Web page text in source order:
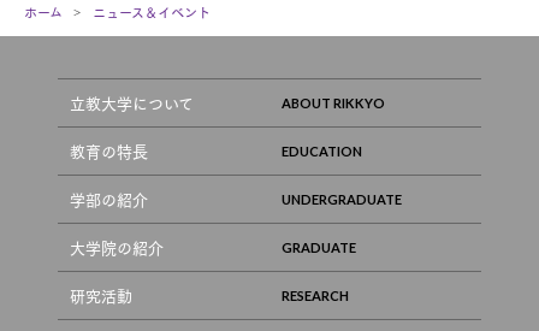
ホーム ニュース＆イベント
立教大学について
教育の特長
学部の紹介
大学院の紹介
研究活動